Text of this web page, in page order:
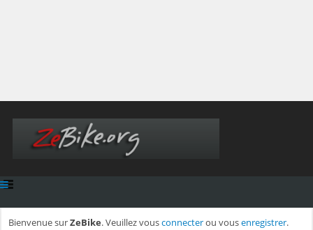
Bienvenue surZeBike. Veuillez vousconnecterou vousenregistrer.